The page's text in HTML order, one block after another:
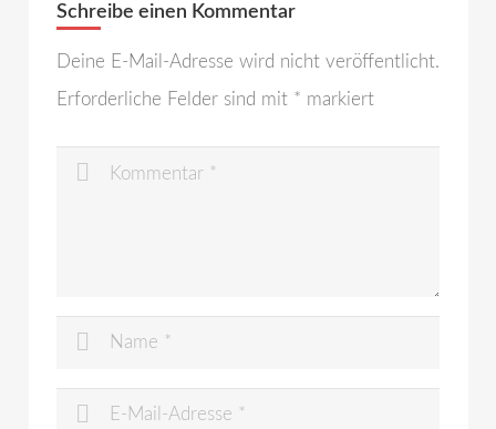
Schreibe einen Kommentar
Deine E-Mail-Adresse wird nicht veröffentlicht.
Erforderliche Felder sind mit * markiert